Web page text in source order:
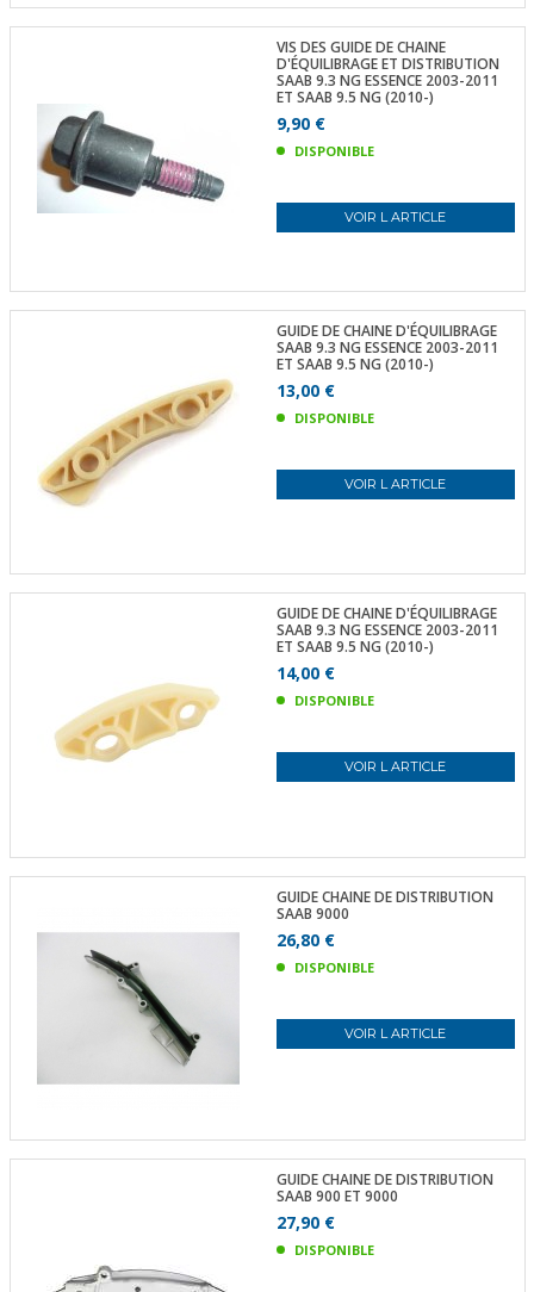
VIS DES GUIDE DE CHAINE
D'ÉQUILIBRAGE ET DISTRIBUTION
SAAB 9.3 NG ESSENCE 2003-2011
ET SAAB 9.5 NG (2010-)
9,90 €
DISPONIBLE
VOIR L ARTICLE
GUIDE DE CHAINE D'ÉQUILIBRAGE
SAAB 9.3 NG ESSENCE 2003-2011
ET SAAB 9.5 NG (2010-)
13,00 €
DISPONIBLE
VOIR L ARTICLE
GUIDE DE CHAINE D'ÉQUILIBRAGE
SAAB 9.3 NG ESSENCE 2003-2011
ET SAAB 9.5 NG (2010-)
14,00 €
DISPONIBLE
VOIR L ARTICLE
GUIDE CHAINE DE DISTRIBUTION
SAAB 9000
26,80 €
DISPONIBLE
VOIR L ARTICLE
GUIDE CHAINE DE DISTRIBUTION
SAAB 900 ET 9000
27,90 €
DISPONIBLE